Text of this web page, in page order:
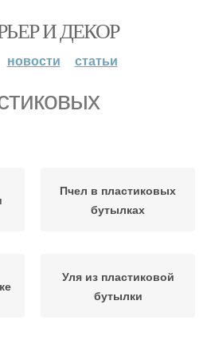
И ДЕКОР
новости статьи
Пчел в пластиковых
бутылках
Уля из пластиковой
бутылки